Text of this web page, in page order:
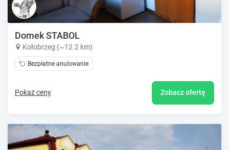
Domek STABOL
Kołobrzeg (~12.2 km)
Bezpłatne anulowanie
Pokaż ceny Zobacz ofertę